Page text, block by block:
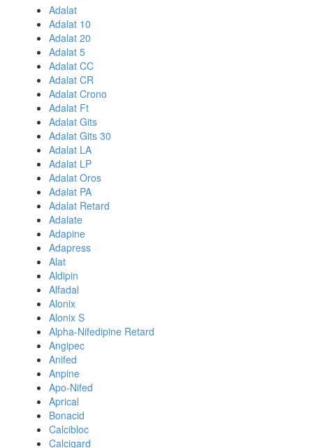
Adalat
Adalat 10
Adalat 20
Adalat 5
Adalat CC
Adalat CR
Adalat Crono
Adalat Ft
Adalat Gits
Adalat Gits 30
Adalat LA
Adalat LP
Adalat Oros
Adalat PA
Adalat Retard
Adalate
Adapine
Adapress
Alat
Aldipin
Alfadal
Alonix
Alonix S
Alpha-Nifedipine Retard
Angipec
Anifed
Anpine
Apo-Nifed
Aprical
Bonacid
Calcibloc
Calcigard